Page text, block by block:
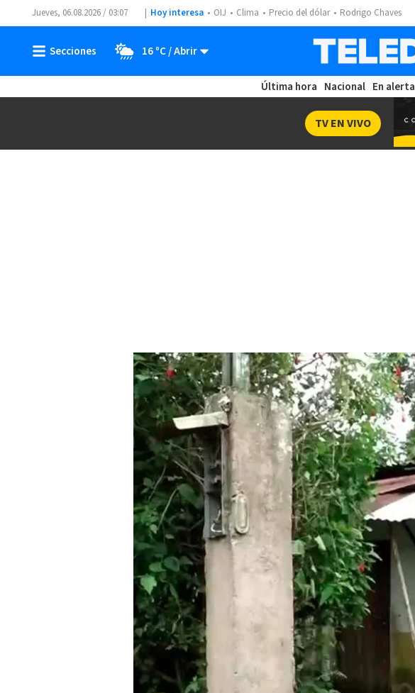
Jueves, 06.08.2026 / 03:07 Hoy interesa OIJ Clima Precio del dólar Rodrigo Chaves
16 ºC
Última hora Nacional En alerta
TV EN VIVO